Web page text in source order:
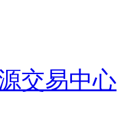
交易中心